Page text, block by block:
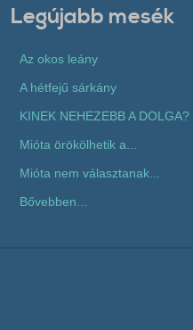
Legújabb mesék
Az okos leány
A hétfejű sárkány
KINEK NEHEZEBB A DOLGA?
Mióta örökölhetik a...
Mióta nem választanak...
Bővebben...